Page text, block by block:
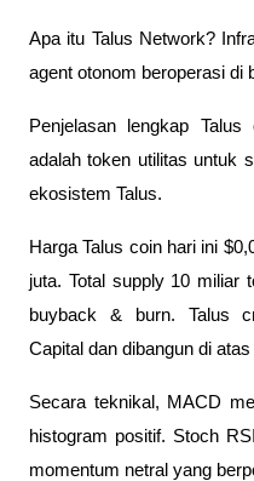
Apa itu Talus Network?
agent otonom beroperasi di
Penjelasan lengkap
adalah token utilitas untuk
ekosistem Talus.
Harga Talus coin hari ini
juta. Total supply 10 miliar
buyback & burn. Talus
Capital dan dibangun di
Secara teknikal, MACD
histogram positif. Stoch
momentum netral yang